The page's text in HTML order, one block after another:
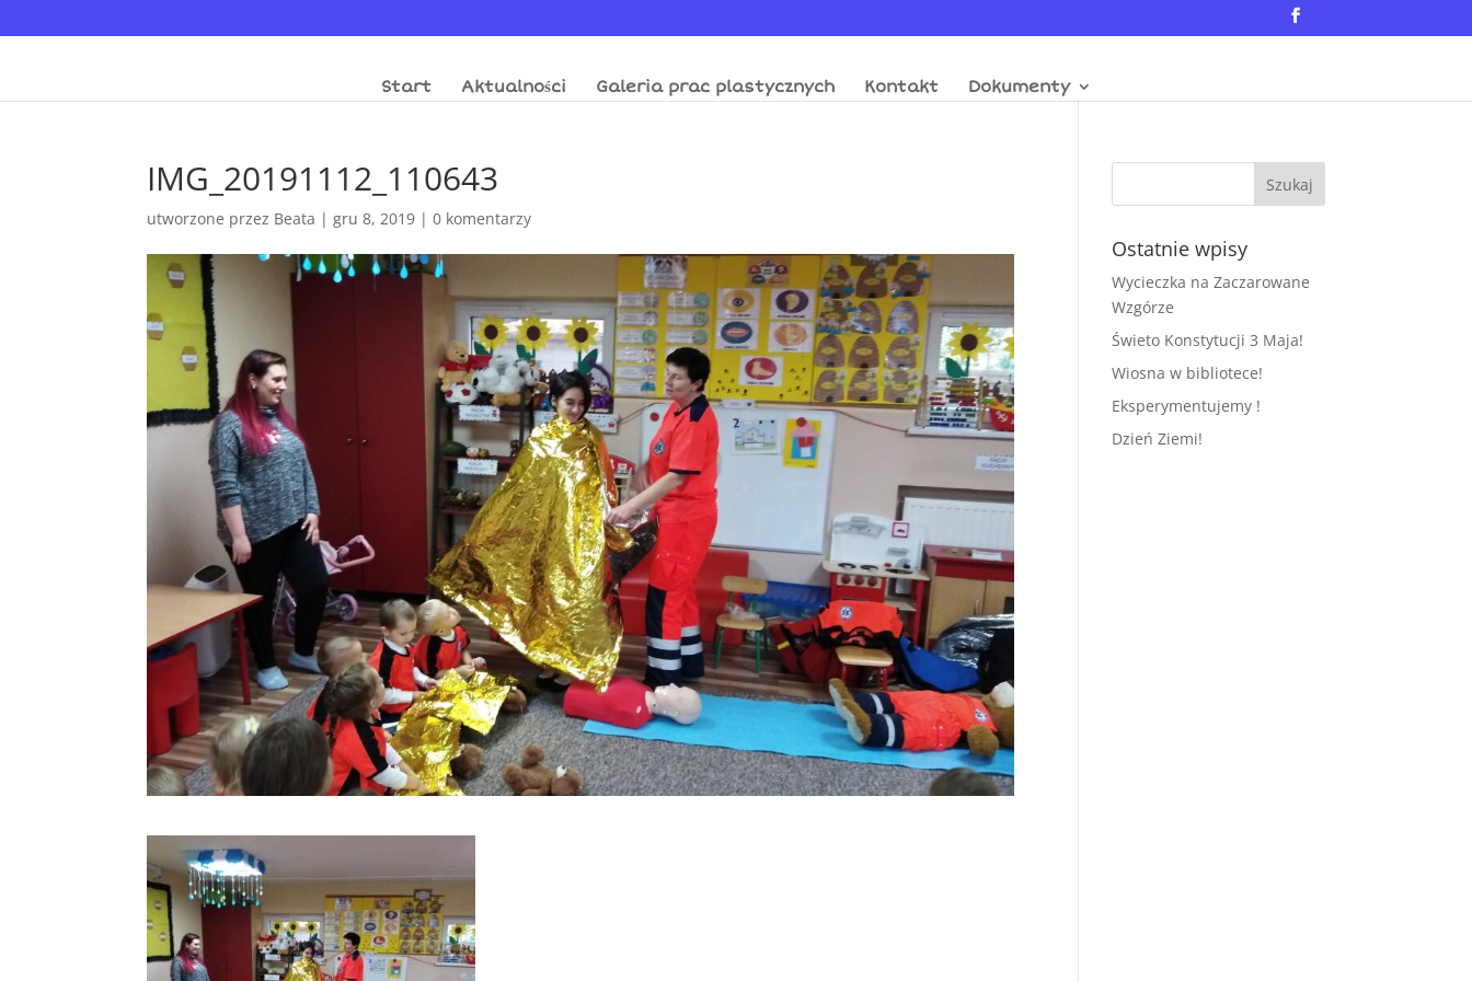
Start Aktualności Galeria prac plastycznych Kontakt Dokumenty
IMG_20191112_110643
utworzone przez Beata |gru 8, 2019 |0 komentarzy
Ostatnie wpisy
Wycieczka na Zaczarowane
Wzgórze
Świeto Konstytucji 3 Maja!
Wiosna w bibliotece!
Eksperymentujemy !
Dzień Ziemi!